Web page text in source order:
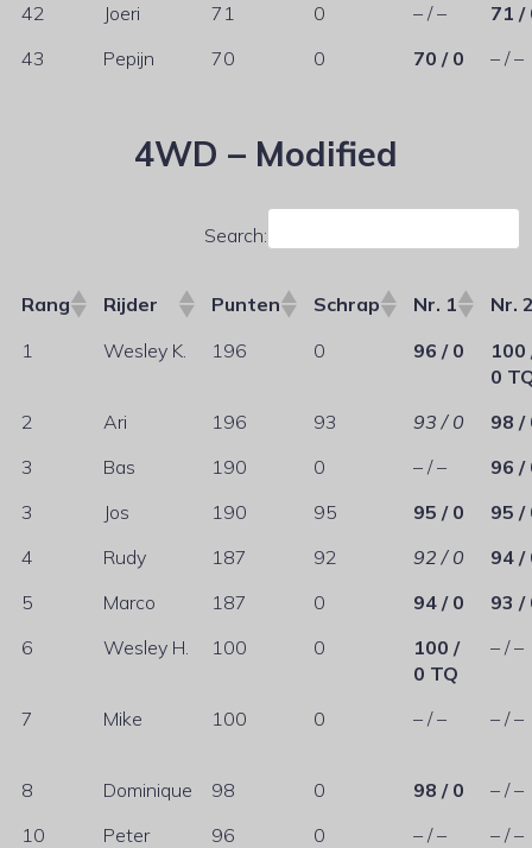
42
Joeri 71 0 – / –
71 /
43
Pepijn 70 0 70 / 0 – / –
4WD – Modified
Search:
Rang Rijder Punten Schrap Nr. 1
Nr.
1
Wesley K. 196 0 96 / 0
100
0
2
Ari 196 93 93 / 0
98 /
3
Bas 190 0 – / –
96 /
3
Jos 190 95 95 / 0
95 /
4
Rudy 187 92 92 / 0
94 /
5
Marco 187 0 94 / 0
93 /
6
Wesley H. 100 0
100 /
0 TQ
– / –
7 Mike 100 0 – / – – / –
8 Dominique 98 0 98 / 0
– / –
10
Peter 96 0 – / – – / –